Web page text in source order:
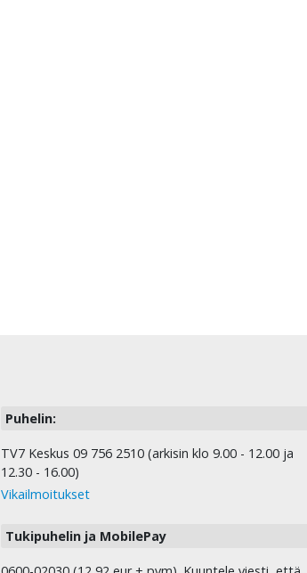
Puhelin:
TV7 Keskus 09 756 2510 (arkisin klo 9.00 - 12.00 ja
12.30 - 16.00)
Vikailmoitukset
Tukipuhelin ja MobilePay